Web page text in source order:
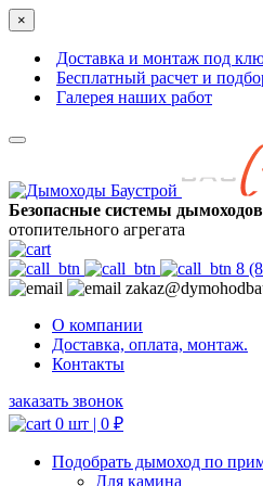
×
Доставка и монтаж под
Бесплатный расчет и
Галерея наших работ
Безопасные системы дымоходов
отопительного агрегата
8
О компании
Доставка, оплата, монтаж.
Контакты
заказать звонок
0 шт | 0 ₽
Подобрать дымоход по
Для камина